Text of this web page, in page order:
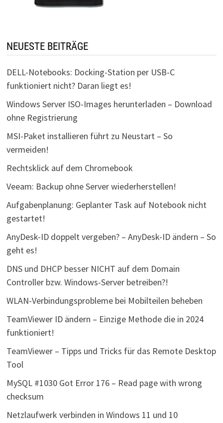
NEUESTE BEITRÄGE
DELL-Notebooks: Docking-Station per USB-C
funktioniert nicht? Daran liegt es!
Windows Server ISO-Images herunterladen – Download
ohne Registrierung
MSI-Paket installieren führt zu Neustart – So
vermeiden!
Rechtsklick auf dem Chromebook
Veeam: Backup ohne Server wiederherstellen!
Aufgabenplanung: Geplanter Task auf Notebook nicht
gestartet!
AnyDesk-ID doppelt vergeben? – AnyDesk-ID ändern – So
geht es!
DNS und DHCP besser NICHT auf dem Domain
Controller bzw. Windows-Server betreiben?!
WLAN-Verbindungsprobleme bei Mobilteilen beheben
TeamViewer ID ändern – Einzige Methode die in 2024
funktioniert!
TeamViewer – Tipps und Tricks für das Remote Desktop
Tool
MySQL #1030 Got Error 176 – Read page with wrong
checksum
Netzlaufwerk verbinden in Windows 11 und 10